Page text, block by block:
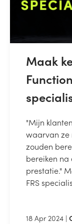
Maak
"Mijn
waarvan ze
zouden
bereiken na
prestatie."
FRS
18 Apr 2024 |